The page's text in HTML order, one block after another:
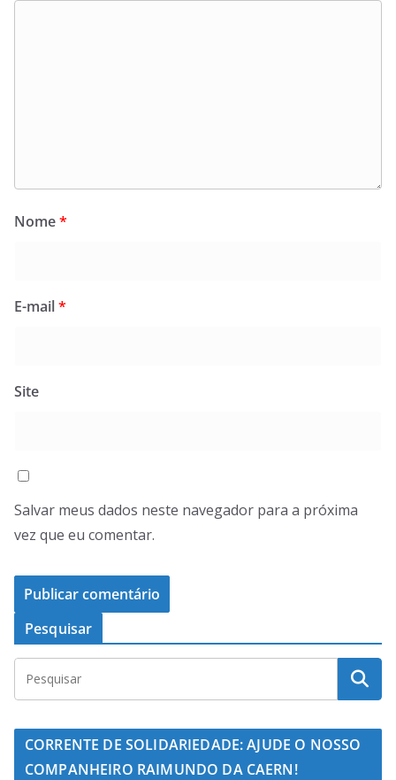
Nome*
E-mail*
Site
Salvar meus dados neste navegador para a próxima
vez que eu comentar.
Pesquisar
CORRENTE DE SOLIDARIEDADE: AJUDE O NOSSO
COMPANHEIRO RAIMUNDO DA CAERN!